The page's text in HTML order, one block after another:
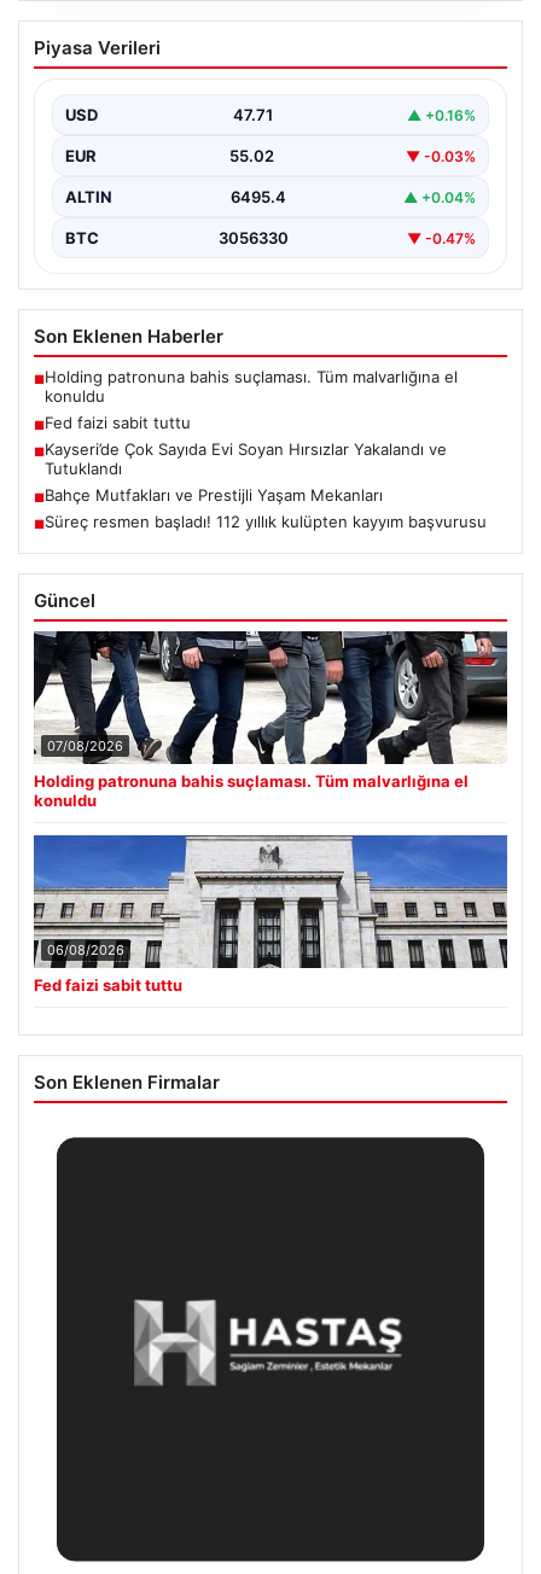
Fed faizi sabit tuttu
{ "title": "ABD Merkez Bankası Faiz Oranında Değişiklik
Piyasa Verileri
USD 47.71 ▲ +0.16%
EUR 55.02 ▼ -0.03%
ALTIN 6495.4 ▲ +0.04%
BTC 3056330 ▼ -0.47%
Son Eklenen Haberler
■Holding patronuna bahis suçlaması. Tüm malvarlığına el
konuldu
■Fed faizi sabit tuttu
■Kayseri’de Çok Sayıda Evi Soyan Hırsızlar Yakalandı ve
Tutuklandı
■Bahçe Mutfakları ve Prestijli Yaşam Mekanları
■Süreç resmen başladı! 112 yıllık kulüpten kayyım başvurusu
Güncel
07/08/2026
Holding patronuna bahis suçlaması. Tüm malvarlığına el
konuldu
06/08/2026
Fed faizi sabit tuttu
Son Eklenen Firmalar